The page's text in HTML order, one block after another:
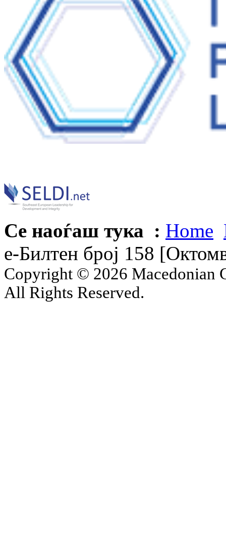
Се наоѓаш тука : Home
е-Билтен број 158
Copyright © 2026 Macedonian
All Rights Reserved.